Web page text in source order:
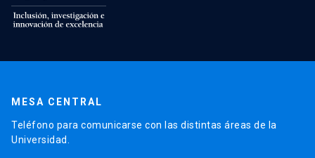
MESA CENTRAL
Teléfono para comunicarse con las distintas áreas de la
Universidad.